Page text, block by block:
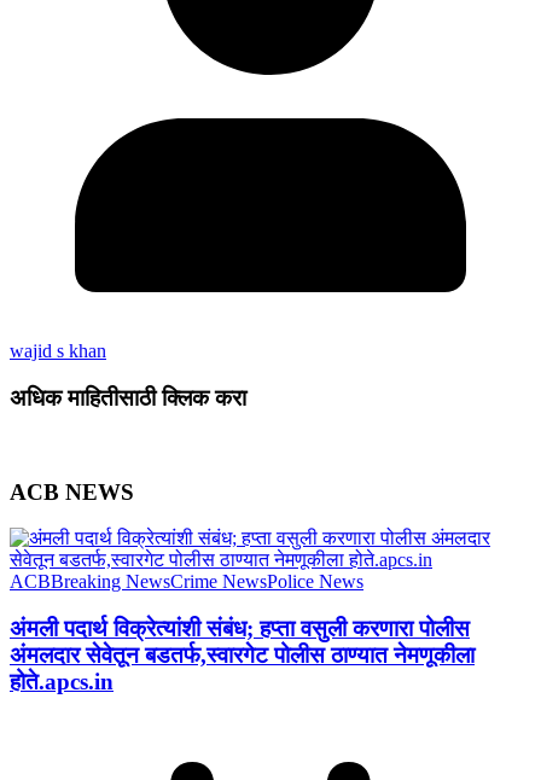
wajid s khan
अधिक माहितीसाठी क्लिक करा
ACB NEWS
ACBBreaking NewsCrime NewsPolice News
अंमली पदार्थ विक्रेत्यांशी संबंध; हप्ता वसुली करणारा पोलीस
अंमलदार सेवेतून बडतर्फ,स्वारगेट पोलीस ठाण्यात नेमणूकीला
होते.apcs.in